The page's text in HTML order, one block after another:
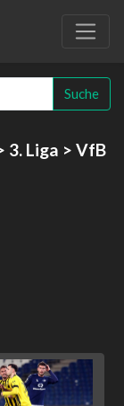
Suche
3. Liga > VfB